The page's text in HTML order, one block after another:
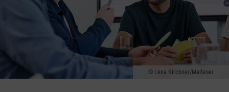
Lena Kirchner/Malteser